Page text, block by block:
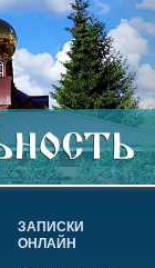
ЗАПИСКИ
ОНЛАЙН